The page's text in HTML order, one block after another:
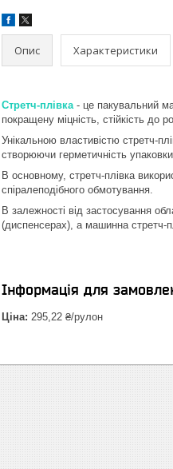
Опис Характеристики
Стретч-плівка- це пакувальний
покращену міцність, стійкість до
Унікальною властивістю стретч-
створюючи герметичність
В основному, стретч-плівка
спіралеподібного обмотування.
В залежності від застосування
(диспенсерах), а машинна стретч-
Інформація для
Ціна: 295,22 ₴/рулон